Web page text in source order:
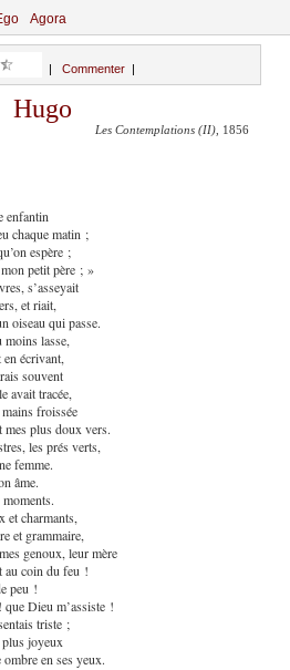
Agora
Commenter
Hugo
Les Contemplations (II) , 1856
enfantin
chaque matin ;
espère ;
petit père ; »
s’asseyait
et riait,
oiseau qui passe.
moins lasse,
écrivant,
souvent
avait tracée,
froissée
mes plus doux vers.
les prés verts,
femme.
âme.
et charmants,
et grammaire,
genoux, leur mère
au coin du feu !
peu !
Dieu m’assiste !
triste ;
joyeux
en ses yeux.